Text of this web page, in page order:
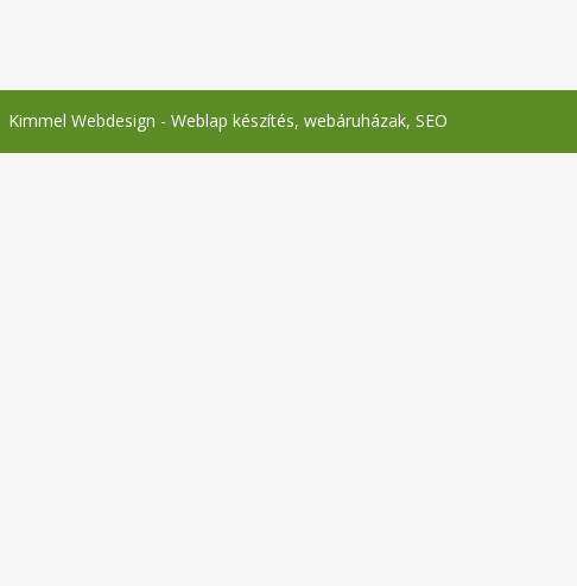
Kimmel Webdesign - Weblap készítés, webáruházak, SEO